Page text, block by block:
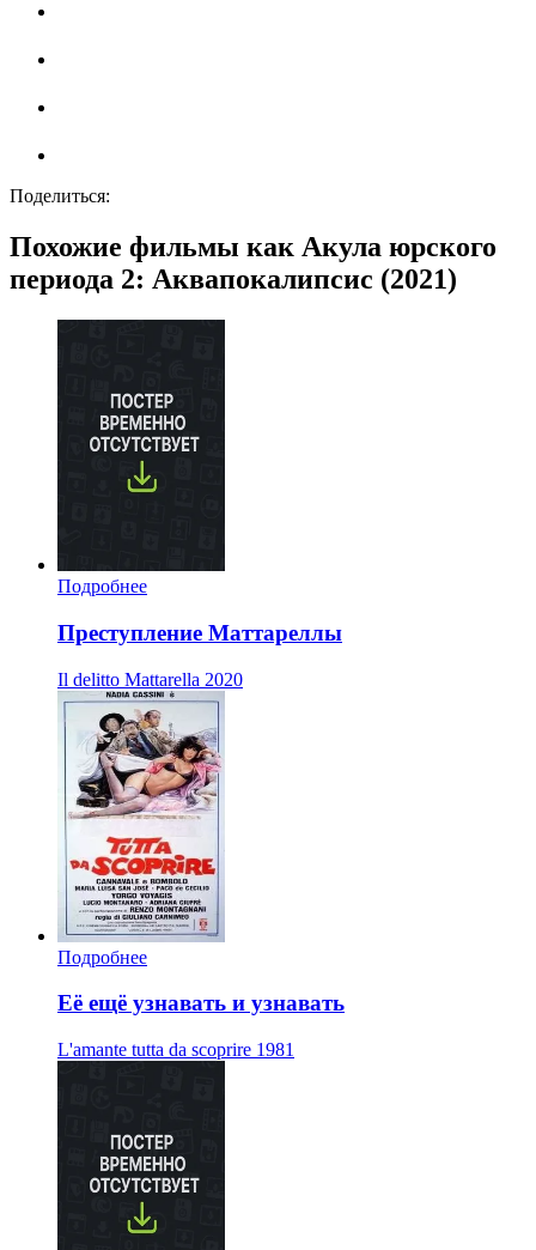
Поделиться:
Похожие фильмы как Акула юрского
периода 2: Аквапокалипсис (2021)
Подробнее
Преступление Маттареллы
Il delitto Mattarella 2020
Подробнее
Её ещё узнавать и узнавать
L'amante tutta da scoprire 1981